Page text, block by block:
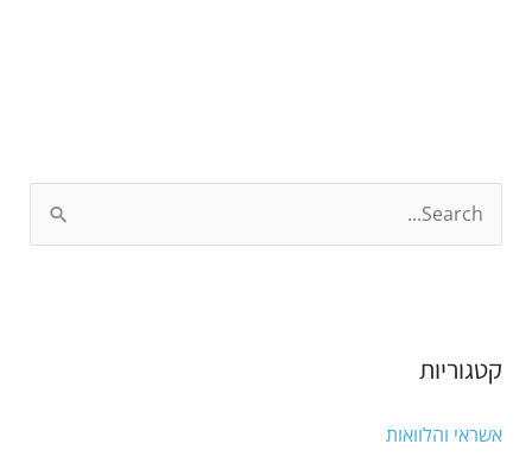
c
f
קטגוריות
אשראי והלוואות